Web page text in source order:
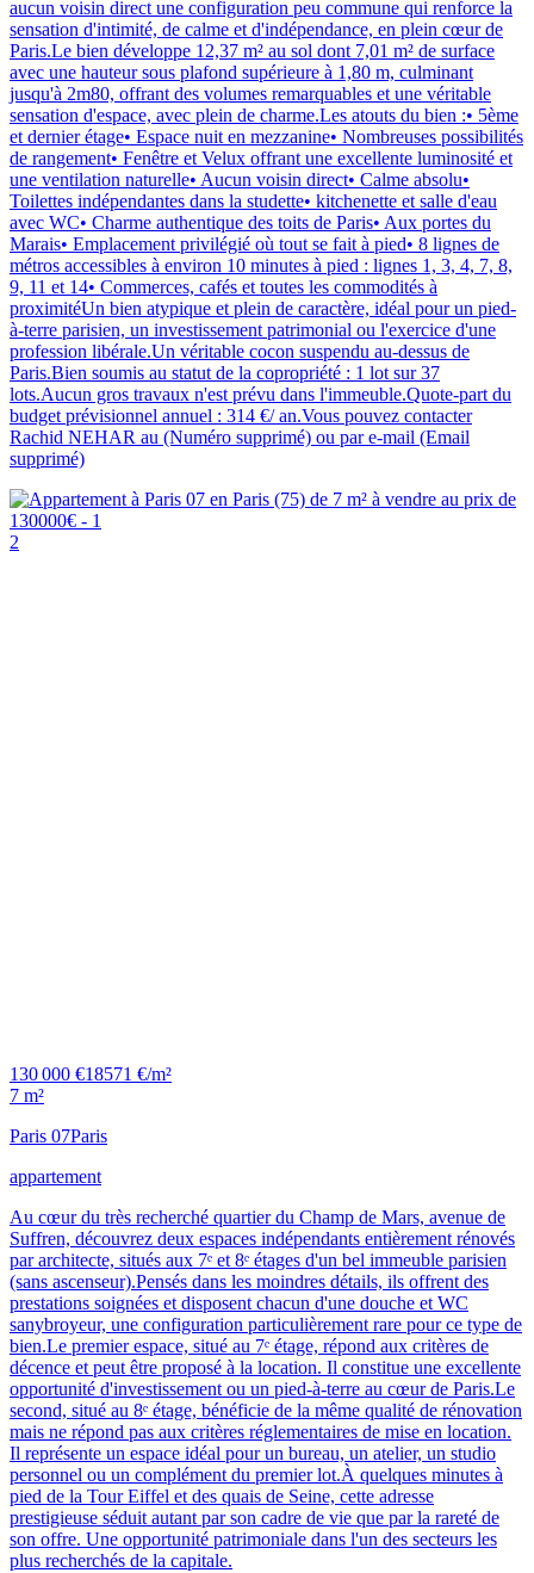
aucun voisin direct une configuration peu commune qui renforce la
sensation d'intimité, de calme et d'indépendance, en plein cœur de
Paris.Le bien développe 12,37 m² au sol dont 7,01 m² de surface
avec une hauteur sous plafond supérieure à 1,80 m, culminant
jusqu'à 2m80, offrant des volumes remarquables et une véritable
sensation d'espace, avec plein de charme.Les atouts du bien :• 5ème
et dernier étage• Espace nuit en mezzanine• Nombreuses possibilités
de rangement• Fenêtre et Velux offrant une excellente luminosité et
une ventilation naturelle• Aucun voisin direct• Calme absolu•
Toilettes indépendantes dans la studette• kitchenette et salle d'eau
avec WC• Charme authentique des toits de Paris• Aux portes du
Marais• Emplacement privilégié où tout se fait à pied• 8 lignes de
métros accessibles à environ 10 minutes à pied : lignes 1, 3, 4, 7, 8,
9, 11 et 14• Commerces, cafés et toutes les commodités à
proximitéUn bien atypique et plein de caractère, idéal pour un pied-
à-terre parisien, un investissement patrimonial ou l'exercice d'une
profession libérale.Un véritable cocon suspendu au-dessus de
Paris.Bien soumis au statut de la copropriété : 1 lot sur 37
lots.Aucun gros travaux n'est prévu dans l'immeuble.Quote-part du
budget prévisionnel annuel : 314 €/ an.Vous pouvez contacter
Rachid NEHAR au (Numéro supprimé) ou par e-mail (Email
supprimé)
2
130 000 €18571 €/m²
7 m²
Paris 07Paris
appartement
Au cœur du très recherché quartier du Champ de Mars, avenue de
Suffren, découvrez deux espaces indépendants entièrement rénovés
par architecte, situés aux 7ᵉ et 8ᵉ étages d'un bel immeuble parisien
(sans ascenseur).Pensés dans les moindres détails, ils offrent des
prestations soignées et disposent chacun d'une douche et WC
sanybroyeur, une configuration particulièrement rare pour ce type de
bien.Le premier espace, situé au 7ᵉ étage, répond aux critères de
décence et peut être proposé à la location. Il constitue une excellente
opportunité d'investissement ou un pied-à-terre au cœur de Paris.Le
second, situé au 8ᵉ étage, bénéficie de la même qualité de rénovation
mais ne répond pas aux critères réglementaires de mise en location.
Il représente un espace idéal pour un bureau, un atelier, un studio
personnel ou un complément du premier lot.À quelques minutes à
pied de la Tour Eiffel et des quais de Seine, cette adresse
prestigieuse séduit autant par son cadre de vie que par la rareté de
son offre. Une opportunité patrimoniale dans l'un des secteurs les
plus recherchés de la capitale.